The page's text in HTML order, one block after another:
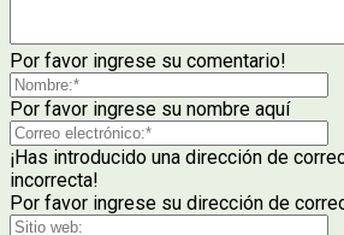
Por favor ingrese su comentario!
Por favor ingrese su nombre aquí
¡Has introducido una dirección de
incorrecta!
Por favor ingrese su dirección de